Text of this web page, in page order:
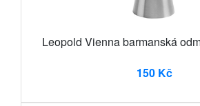
Leopold Vienna barmanská
150 Kč